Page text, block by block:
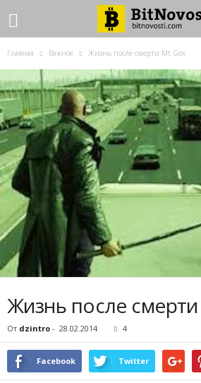
Главная Важное Жизнь после смерти Mt.Gox
Жизнь после
От dzintro - 28.02.2014 4
Facebook Twitter